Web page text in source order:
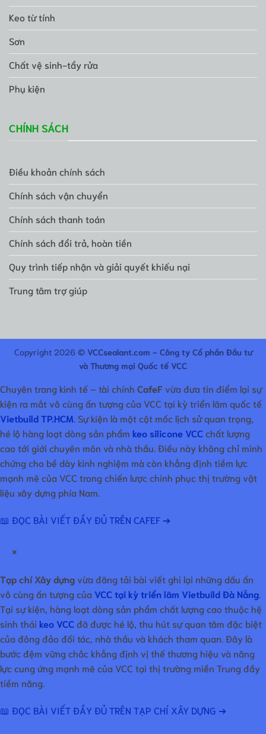
Keo từ tính
Sơn
Chất vệ sinh-tẩy rửa
Phụ kiện
CHÍNH SÁCH
Điều khoản chính sách
Chính sách vận chuyển
Chính sách thanh toán
Chính sách đổi trả, hoàn tiền
Quy trình tiếp nhận và giải quyết khiếu nại
Trung tâm trợ giúp
Copyright 2026 © VCCsealant.com - Công ty Cổ phần Đầu tư
và Thương mại Quốc tế VCC
Chuyên trang kinh tế – tài chính CafeFvừa đưa tin điểm lại sự
kiện ra mắt vô cùng ấn tượng của VCC tại kỳ triển lãm quốc tế
Vietbuild TP.HCM . Sự kiện là một cột mốc lịch sử quan trọng,
hé lộ hàng loạt dòng sản phẩm keo silicone VCC chất lượng
cao tới giới chuyên môn và nhà thầu. Điều này không chỉ minh
chứng cho bề dày kinh nghiệm mà còn khẳng định tiềm lực
mạnh mẽ của VCC trong chiến lược chinh phục thị trường vật
liệu xây dựng phía Nam.
📖 ĐỌC BÀI VIẾT ĐẦY ĐỦ TRÊN CAFEF ➔
×
Tạp chí Xây dựngvừa đăng tải bài viết ghi lại những dấu ấn
vô cùng ấn tượng của VCC tại kỳ triển lãm Vietbuild Đà Nẵng
Tại sự kiện, hàng loạt dòng sản phẩm chất lượng cao thuộc hệ
sinh thái keo VCC đã được hé lộ, thu hút sự quan tâm đặc biệt
của đông đảo đối tác, nhà thầu và khách tham quan. Đây là
bước đệm vững chắc khẳng định vị thế thương hiệu và năng
lực cung ứng mạnh mẽ của VCC tại thị trường miền Trung đầy
tiềm năng.
📖 ĐỌC BÀI VIẾT ĐẦY ĐỦ TRÊN TẠP CHÍ XÂY DỰNG ➔